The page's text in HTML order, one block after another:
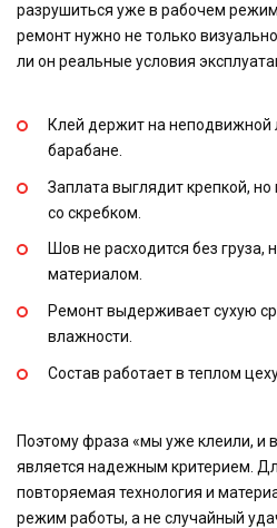
разрушиться уже в рабочем
ремонт нужно не только
ли он реальные условия
Клей держит на неподвижной
барабане.
Заплата выглядит крепкой,
со скребком.
Шов не расходится без груза,
материалом.
Ремонт выдерживает сухую
влажности.
Состав работает в теплом
Поэтому фраза «мы уже клеили, и
является надежным критерием.
повторяемая технология и
режим работы, а не случайный